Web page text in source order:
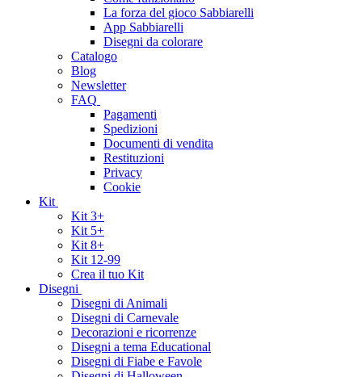
La forza del gioco Sabbiarelli
App Sabbiarelli
Disegni da colorare
Catalogo
Blog
Newsletter
FAQ
Pagamenti
Spedizioni
Documenti di vendita
Restituzioni
Privacy
Cookie
Kit
Kit 3+
Kit 5+
Kit 8+
Kit 12-99
Crea il tuo Kit
Disegni
Disegni di Animali
Disegni di Carnevale
Decorazioni e ricorrenze
Disegni a tema Educational
Disegni di Fiabe e Favole